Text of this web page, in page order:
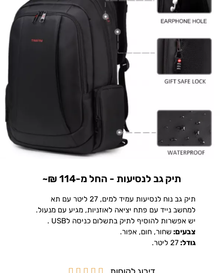
תיק גב לנסיעות - החל מ-114 ₪~
תיק גב נוח לנסיעות עמיד למים, 27 ליטר עם תא
למחשב נייד עם פתח יציאה לאוזניות, מגיע עם מנעול.
יש אפשרות להוסיף לתיק בתשלום כניסה לUSB .
צבעים: שחור, חום, אפור.
גודל:27 ליטר.